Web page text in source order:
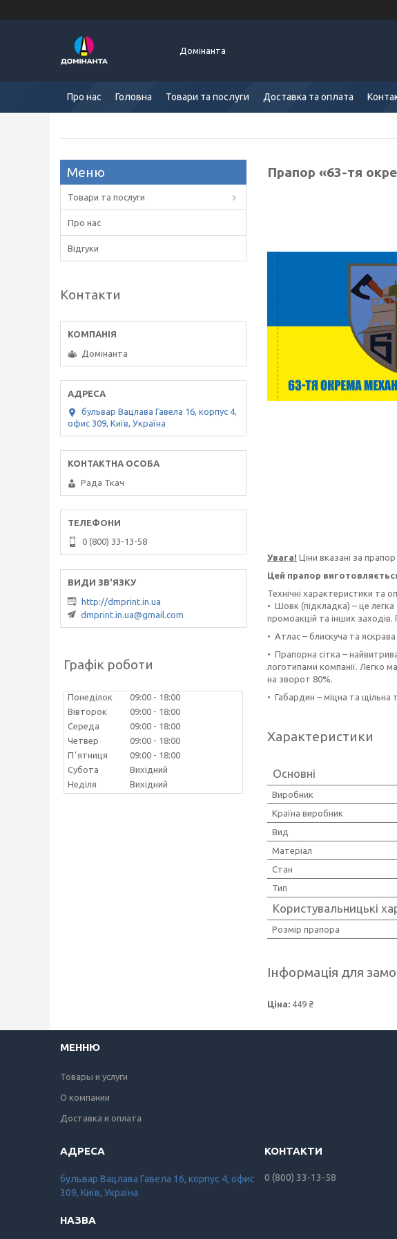
Домінанта
Про нас Головна Товари та послуги Доставка та оплата
Прапор «63-тя
Увага! Ціни вказані за
Цей прапор
Технічні характеристики та
• Шовк (підкладка) – це
промоакцій та інших
• Атлас – блискуча та
• Прапорна сітка –
логотипами компанії. Легко
на зворот 80%.
• Габардин – міцна та
Характеристики
Основні
Виробник
Країна виробник
Вид
Матеріал
Стан
Тип
Користувальницькі
Розмір прапора
Інформація для
Ціна: 449 ₴
Товари та послуги
Про нас
Відгуки
Контакти
Домінанта
бульвар Вацлава Гавела 16, корпус 4,
офис 309, Київ, Україна
Рада Ткач
0 (800) 33-13-58
http://dmprint.in.ua
dmprint.in.ua@gmail.com
Графік роботи
Понеділок 09:00
18:00
Вівторок
09:00
18:00
Середа
09:00
18:00
Четвер
09:00
18:00
Пʼятниця
09:00
18:00
Субота
Вихідний
Неділя
Вихідний
МЕННЮ
Товары и услуги
О компании
Доставка и оплата
бульвар Вацлава Гавела 16, корпус 4, офис
309, Київ, Україна
0 (800) 33-13-58